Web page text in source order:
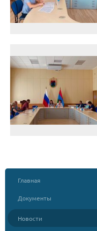
Главная
Документы
Новости